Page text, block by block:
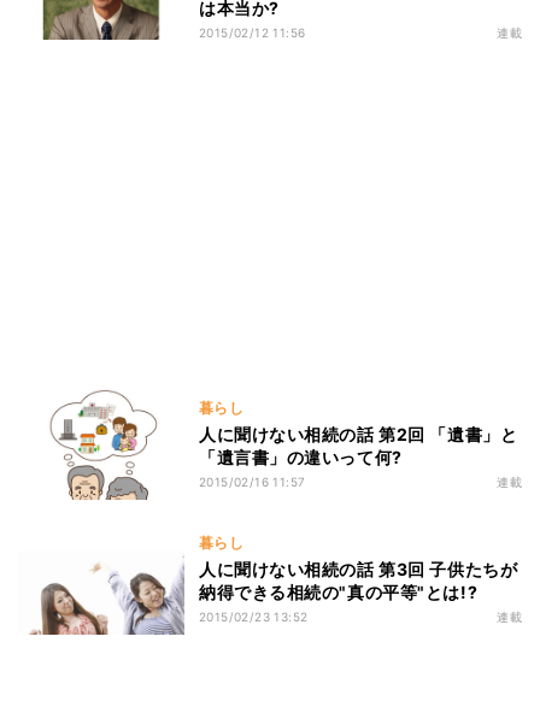
は本当か?
2015/02/12 11:56 連載
暮らし
人に聞けない相続の話 第2回 「遺書」と
「遺言書」の違いって何?
2015/02/16 11:57 連載
暮らし
人に聞けない相続の話 第3回 子供たちが
納得できる相続の"真の平等"とは!?
2015/02/23 13:52 連載